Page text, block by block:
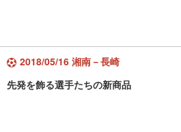
2018/05/16 湘南－長崎
先発を飾る選手たちの新商品